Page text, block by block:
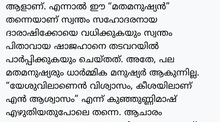
ആളാണ്. എന്നാൽ ഈ “മതമനുഷ്യൻ”
തന്നെയാണ് സ്വന്തം സഹോദരനായ
ദാരാഷിക്കോയെ വധിക്കുകയും സ്വന്തം
പിതാവായ ഷാജഹാനെ തടവറയിൽ
പാർപ്പിക്കുകയും ചെയ്തത്. അതേ, പല
മതമനുഷ്യരും ധാർമ്മിക മനുഷ്യർ ആകുന്നില്ല.
“യേശുവിലാണെൻ വിശ്വാസം, കീശയിലാണ്
എൻ ആശ്വാസം” എന്ന് കുഞ്ഞുണ്ണിമാഷ്
എഴുതിയതുപോലെ തന്നെ. ആചാരം